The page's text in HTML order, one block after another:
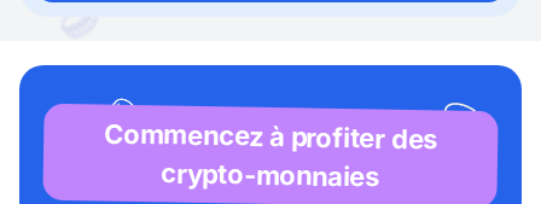
Commencez à profiter des
crypto-monnaies